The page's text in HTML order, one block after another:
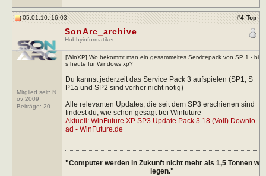
05.01.10, 16:03 #4 Top
Mitglied seit: N
ov 2009
Beiträge: 20
SonArc_archive
Hobbyinformatiker
[WinXP] Wo bekommt man ein gesammeltes Servicepack von SP 1 - bi
s heute für Windows xp?
Du kannst jederzeit das Service Pack 3 aufspielen (SP1, S
P1a und SP2 sind vorher nicht nötig)
Alle relevanten Updates, die seit dem SP3 erschienen sind
findest du, wie schon gesagt bei Winfuture
Aktuell: WinFuture XP SP3 Update Pack 3.18 (Voll) Downlo
ad - WinFuture.de
"Computer werden in Zukunft nicht mehr als 1,5 Tonnen w
iegen."